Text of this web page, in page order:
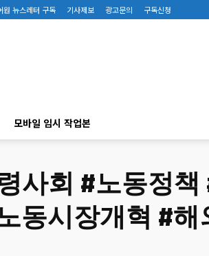
원 뉴스레터 구독 기사제보 광고문의 구독신청
모바일 임시 작업본
사회 #노동정
동시장개혁 #해